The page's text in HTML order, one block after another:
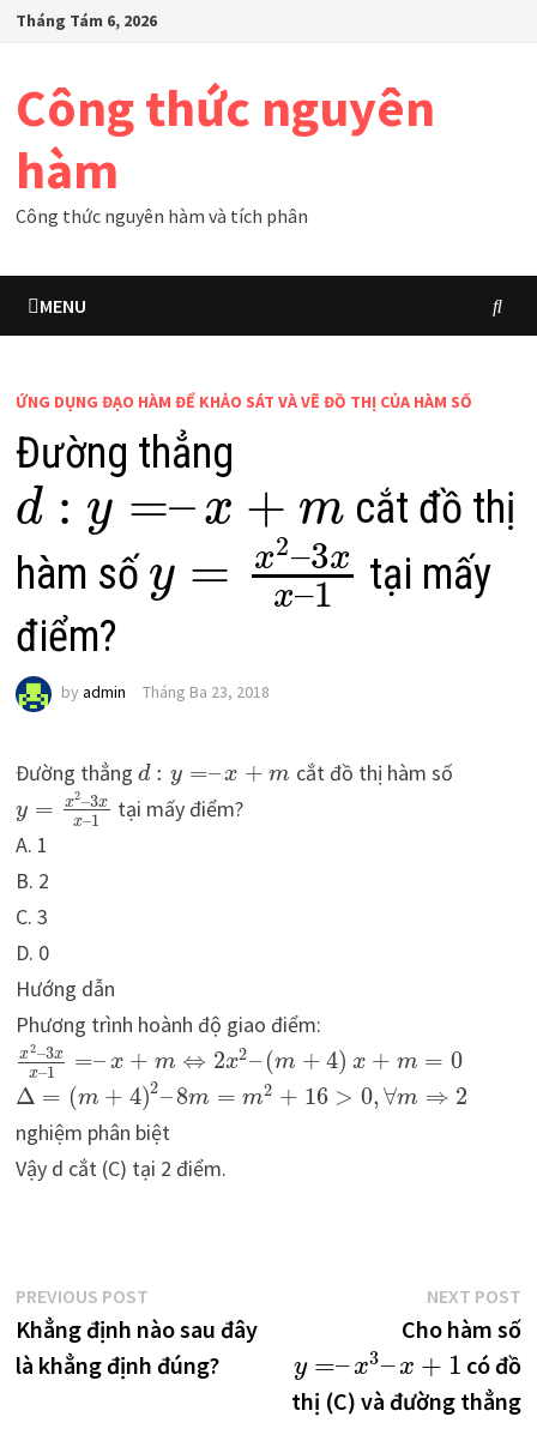
SkipTháng Tám 6, 2026
Công thức nguyên
hàm
Công thức nguyên hàm và tích phân
MENU
ỨNG DỤNG ĐẠO HÀM ĐỂ KHẢO SÁT VÀ VẼ ĐỒ THỊ CỦA HÀM SỐ
Đường thẳng
d : y =– x + m cắt đồ thị
hàm số y = x2–3x
x–1
tại mấy
điểm?
by admin Tháng Ba 23, 2018
Đường thẳng d : y =–x + m cắt đồ thị hàm số
y = x2–3x
x–1
tại mấy điểm?
A. 1
B. 2
C. 3
D. 0
Hướng dẫn
Phương trình hoành độ giao điểm:
x2–3x
x–1 =– x + m ⇔ 2x2– (m + 4) x + m = 0
Δ = (m + 4)2–8m = m2 + 16 > 0,∀m ⇒ 2
nghiệm phân biệt
Vậy d cắt (C) tại 2 điểm.
Điều
hướng
PREVIOUS POSTPrevious
post:
Khẳng định nào sau đây
là khẳng định đúng?
NEXT POST
Cho hàm số
y =–x3–x + 1 có đồ
thị (C) và đường thẳng